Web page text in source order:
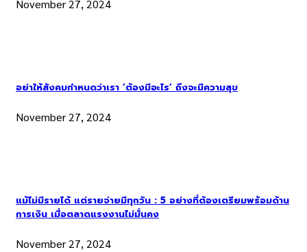
November 27, 2024
อย่าให้สังคมกำหนดว่าเรา ‘ต้องมีอะไร’ ถึงจะมีความสุข
November 27, 2024
แม้ไม่มีรายได้ แต่รายจ่ายมีทุกวัน : 5 อย่างที่ต้องเตรียมพร้อมด้าน
การเงิน เมื่อตลาดแรงงานไม่มั่นคง
November 27, 2024